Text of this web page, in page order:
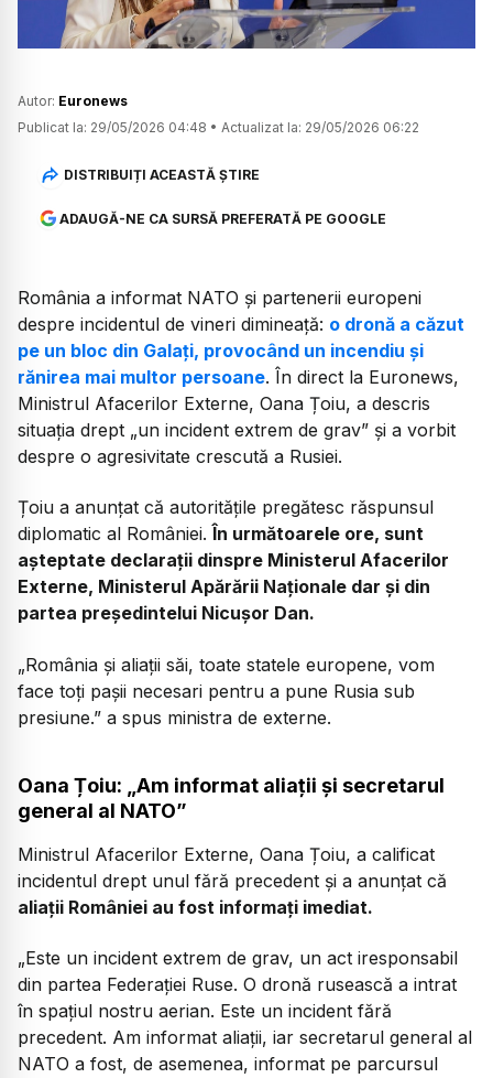
Autor: Euronews
Publicat la: 29/05/2026 04:48 • Actualizat la: 29/05/2026 06:22
DISTRIBUIȚI ACEASTĂ ȘTIRE
ADAUGĂ-NE CA SURSĂ PREFERATĂ PE GOOGLE
România a informat NATO și partenerii europeni
despre incidentul de vineri dimineață: o dronă a căzut
pe un bloc din Galați, provocând un incendiu și
rănirea mai multor persoane. În direct la Euronews,
Ministrul Afacerilor Externe, Oana Țoiu, a descris
situația drept „un incident extrem de grav” și a vorbit
despre o agresivitate crescută a Rusiei.
Țoiu a anunțat că autoritățile pregătesc răspunsul
diplomatic al României. În următoarele ore, sunt
așteptate declarații dinspre Ministerul Afacerilor
Externe, Ministerul Apărării Naționale dar și din
partea președintelui Nicușor Dan.
„România și aliații săi, toate statele europene, vom
face toți pașii necesari pentru a pune Rusia sub
presiune.” a spus ministra de externe.
Oana Țoiu: „Am informat aliații și secretarul
general al NATO”
Ministrul Afacerilor Externe, Oana Țoiu, a calificat
incidentul drept unul fără precedent și a anunțat că
aliații României au fost informați imediat.
„Este un incident extrem de grav, un act iresponsabil
din partea Federației Ruse. O dronă rusească a intrat
în spațiul nostru aerian. Este un incident fără
precedent. Am informat aliații, iar secretarul general al
NATO a fost, de asemenea, informat pe parcursul